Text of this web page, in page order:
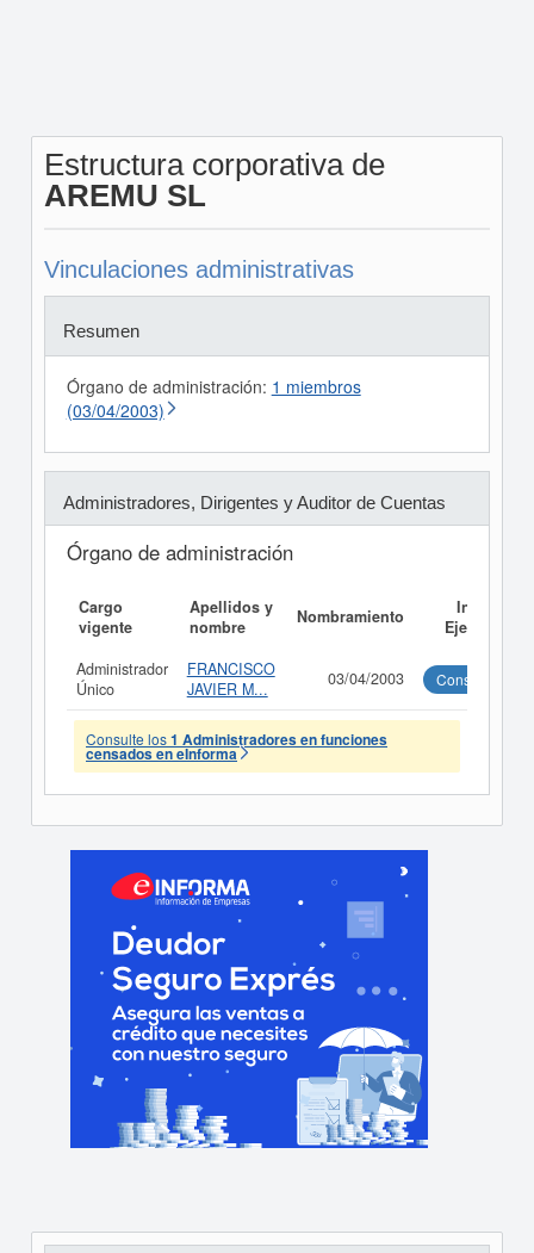
Estructura corporativa de
AREMU SL
Vinculaciones administrativas
Resumen
Órgano de administración: 1 miembros
(03/04/2003)
Administradores, Dirigentes y Auditor de Cuentas
Órgano de administración
Cargo
vigente
Apellidos y
nombre
Nombramiento
Informe
Ejecutivo
Administrador
Único
FRANCISCO
JAVIER M...
03/04/2003 Consultar
Consulte los1 Administradores en funciones
censados en eInforma